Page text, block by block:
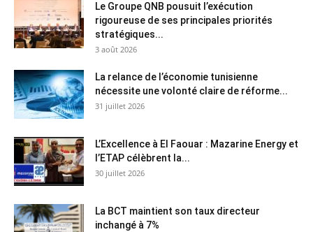
Le Groupe QNB pousuit l’exécution
rigoureuse de ses principales priorités
stratégiques...
3 août 2026
La relance de l’économie tunisienne
nécessite une volonté claire de réforme...
31 juillet 2026
L’Excellence à El Faouar : Mazarine Energy et
l’ETAP célèbrent la...
30 juillet 2026
La BCT maintient son taux directeur
inchangé à 7%